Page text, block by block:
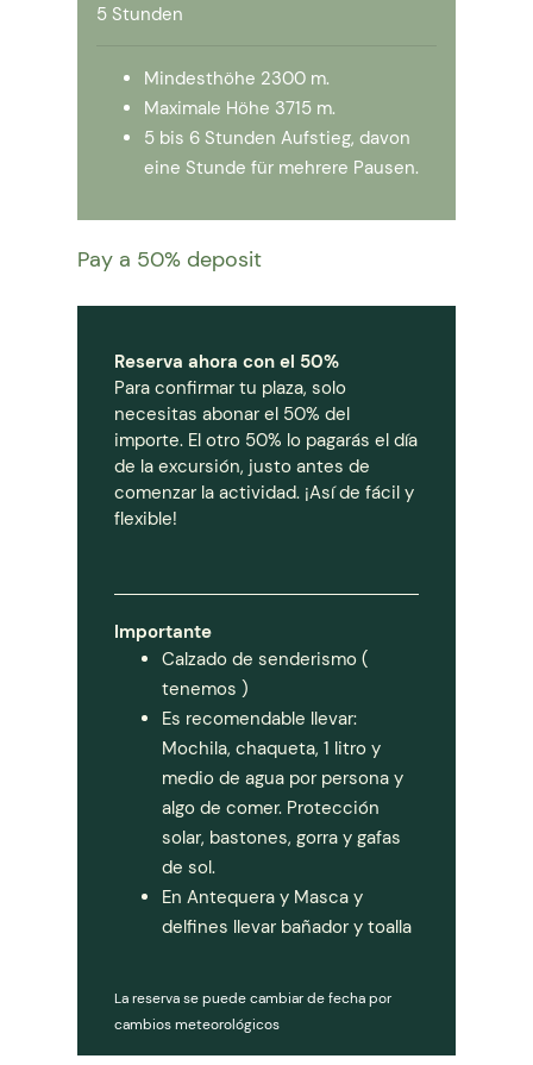
5 Stunden
Mindesthöhe 2300 m.
Maximale Höhe 3715 m.
5 bis 6 Stunden Aufstieg, davon
eine Stunde für mehrere Pausen.
Pay a 50% deposit
Reserva ahora con el 50%
Para confirmar tu plaza, solo
necesitas abonar el 50% del
importe. El otro 50% lo pagarás el día
de la excursión, justo antes de
comenzar la actividad. ¡Así de fácil y
flexible!
Importante
Calzado de senderismo (
tenemos )
Es recomendable llevar:
Mochila, chaqueta, 1 litro y
medio de agua por persona y
algo de comer. Protección
solar, bastones, gorra y gafas
de sol.
En Antequera y Masca y
delfines llevar bañador y toalla
La reserva se puede cambiar de fecha por
cambios meteorológicos